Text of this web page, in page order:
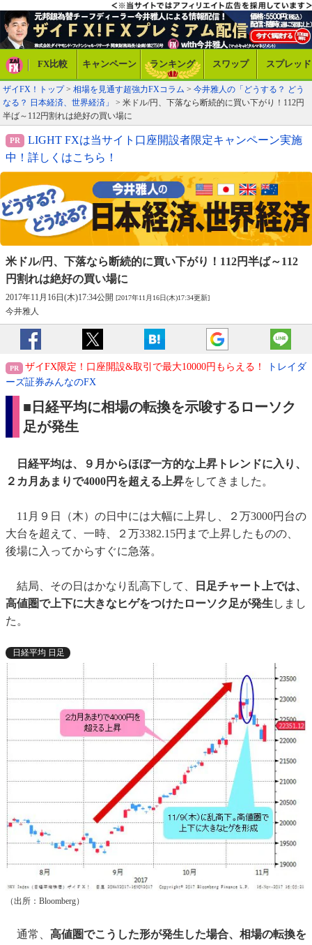
FX比較 キャンペーン ランキング スワップ スプレッド
ザイFX！トップ> 相場を見通す超強力FXコラム > 今井雅人の「どうする？ どう
なる？ 日本経済、世界経済」
> 米ドル/円、下落なら断続的に買い下がり！112円
半ば～112円割れは絶好の買い場に
LIGHT FXは当サイト口座開設者限定キャンペーン実施
中！詳しくはこちら！
米ドル/円、下落なら断続的に買い下がり！ 112円半ば～112
円割れは絶好の買い場に
2017年11月16日(木)17:34公開 [2017年11月16日(木)17:34更新]
今井雅人
ザイFX限定！口座開設&取引で最大10000円もらえる！
トレイダ
ーズ証券みんなのFX
■日経平均に相場の転換を示唆するローソク
足が発生
日経平均は、９月からほぼ一方的な上昇トレンドに入り、
２カ月あまりで4000円を超える上昇をしてきました。
11月９日（木）の日中には大幅に上昇し、２万3000円台の
大台を超えて、一時、２万3382.15円まで上昇したものの、
後場に入ってからすぐに急落。
結局、その日はかなり乱高下して、
日足チャート上では、
高値圏で上下に大きなヒゲをつけたローソク足が発生 しまし
た。
日経平均 日足
（出所：Bloomberg）
通常、 高値圏でこうした形が発生した場合、相場の転換を